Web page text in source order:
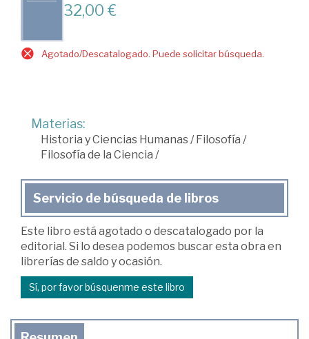
32,00 €
Agotado/Descatalogado. Puede solicitar búsqueda.
Materias:
Historia y Ciencias Humanas/ Filosofía /
Filosofía de la Ciencia /
Servicio de búsqueda de libros
Este libro está agotado o descatalogado por la
editorial. Si lo desea podemos buscar esta obra en
librerías de saldo y ocasión.
Sí, por favor búsquenme este libro